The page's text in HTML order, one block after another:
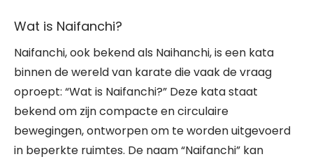
Wat is Naifanchi?
Naifanchi, ook bekend als Naihanchi, is een kata
binnen de wereld van karate die vaak de vraag
oproept: “Wat is Naifanchi?” Deze kata staat
bekend om zijn compacte en circulaire
bewegingen, ontworpen om te worden uitgevoerd
in beperkte ruimtes. De naam “Naifanchi” kan